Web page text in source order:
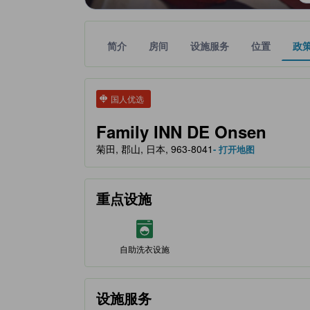
简介 房间 设施服务 位置 政
国人优选
tooltip
Family INN DE Onsen
tooltip
金色星星表示的等级信息由合作第三方平台提供，
菊田, 郡山, 日本, 963-8041- 打开地图
重点设施
自助洗衣设施
设施服务